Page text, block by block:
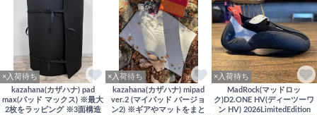
×入荷待ち
kazahana(カザハナ) pad
max(パッド マックス) ※最大
2枚をラッピング ※3面構造
×入荷待ち
kazahana(カザハナ) mipad
ver.2 (マイパッド バージョ
ン2) ※ギアやマットをまと
×入荷待ち
MadRock(マッドロッ
ク)D2.ONE HV(ディーツーワ
ン HV) 2026LimitedEdition